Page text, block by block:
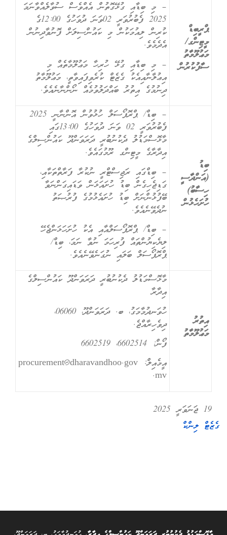
ޕްރީބިޑް
މީޓިންގ/
މަޢުލޫމާތު
ސާފުކުރުން
– މި ބިޑާއި ގުޅޭގޮތުން އެއްވެސް ސުވާލެއްވާނަމަ
2025 ފެބުރުވަރީ 02ވަނަ ދުވަހުގެ 12:00ގެ
ކުރިން ލިއުމަކުން މި ކައުންސިލަށް ފޮނުވާދިނުން
އެދެމެވެ.
– މި ބިޑާއި ގުޅޭ ހުރިހާ މަޢުލޫމާތެއް މި
އިޢުލާނާއިއެކު ގެޒެޓް ކުރެވިފައިވާތީ، މަޢުލޫމާތު
ދިނުމުގެ އިތުރު ބައްދަލުވުމެއް ނޯންނާނެއެވެ.
ބިޑު
(އަންދާސީ
ހިސާބު)
ހުށަހެޅުން
– ބިޑް/ ޕްރޮޕޯސަލް ހުޅުވުން އޮންނާނީ 2025
ފެބުރުވަރީ 02 ވަނަ ދުވަހުގެ 13:00ގައި
މާޅޮސްމަޑުލު ދެކުނުބުރީ ދަރަވަންދޫ ކައުންސިލްގެ
އިދާރާގެ މީޓިންގ ރޫމުގައެވެ.
– ބިޑްގައި ރަޖިސްޓްރީ ނުކުރާ ފަރާތްތަކާއި،
ގަޑިޖެހިގެން ބިޑު ހުށައަޅަން ވަޑައިގަންނަވާ
ބޭފުޅުންނަށް ބިޑު ހުށައެޅުމުގެ ފުރުޞަތު
ނުދެވޭނެއެވެ.
– ބިޑް/ ޕްރޮޕޯސަލްއާއި އެކު ހުށަހަޅަންޖެހޭ
ލިޔެކިޔުންތައް ފުރިހަމަ ނުވާ ނަމަ، ބިޑް/
ޕްރޮޕޯސަލް ބަލައި ނުގަނެވޭނެއެވެ.
އިތުރު
މަޢުލޫމާތު
މާޅޮސްމަޑުލު ދެކުނުބުރީ ދަރަވަންދޫ ކައުންސިލްގެ
އިދާރާ
ހުވަނދުމާމަގު، ބ. ދަރަވަންދޫ، 06060،
ދިވެހިރާއްޖެ.
ފޯން: 6602514، 6602519
އީމެއިލް: procurement@dharavandhoo.gov
.mv
19 ޖަނަވަރީ 2025
ގެޒެޓް ލިންކް